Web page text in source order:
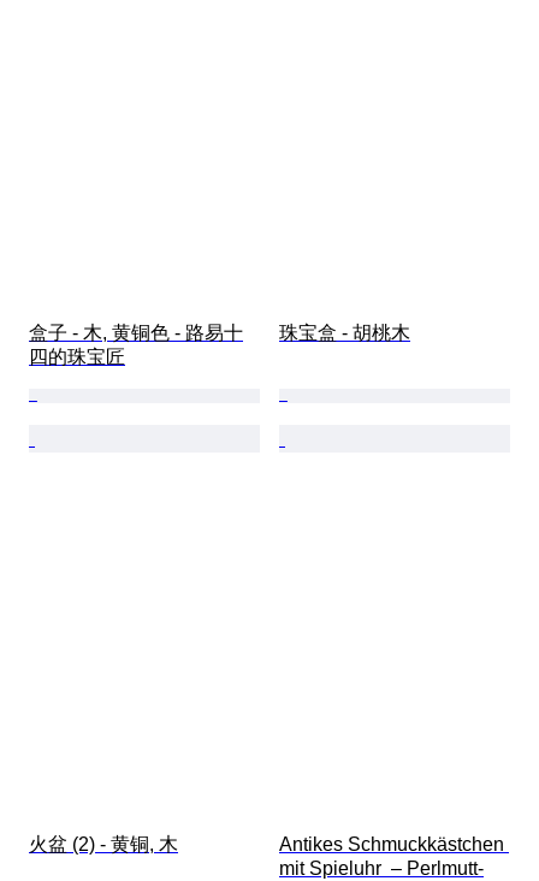
盒子 - 木, 黄铜色 - 路易十
四的珠宝匠
珠宝盒 - 胡桃木
火盆 (2) - 黄铜, 木
Antikes Schmuckkästchen
mit Spieluhr  – Perlmutt-